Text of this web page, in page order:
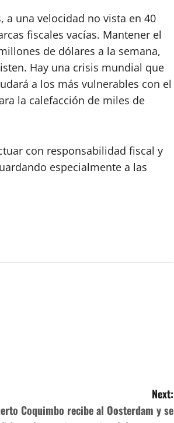
a una velocidad no vista en 40
fiscales vacías. Mantener el
de dólares a la semana,
Hay una crisis mundial que
a los más vulnerables con el
la calefacción de miles de
con responsabilidad fiscal y
especialmente a las
Next:
Coquimbo recibe al Oosterdam y se